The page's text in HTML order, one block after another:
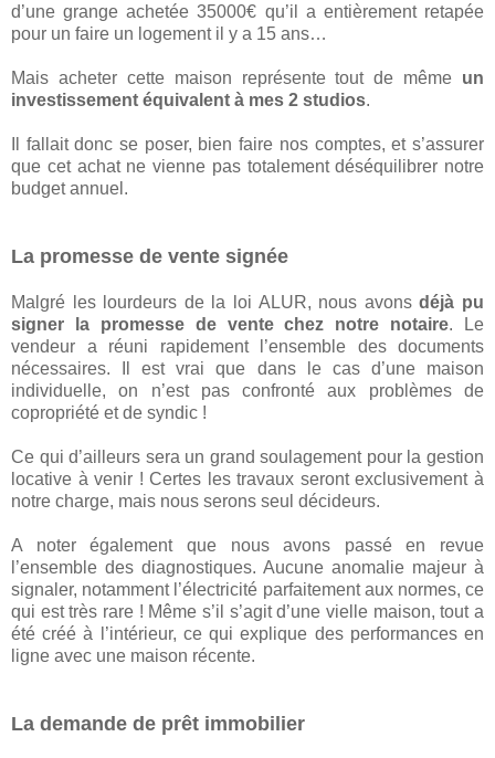
d’une grange achetée 35000€ qu’il a entièrement retapée
pour un faire un logement il y a 15 ans…
Mais acheter cette maison représente tout de même un
investissement équivalent à mes 2 studios.
Il fallait donc se poser, bien faire nos comptes, et s’assurer
que cet achat ne vienne pas totalement déséquilibrer notre
budget annuel.
La promesse de vente signée
Malgré les lourdeurs de la loi ALUR, nous avonsdéjà pu
signer la promesse de vente chez notre notaire. Le
vendeur a réuni rapidement l’ensemble des documents
nécessaires. Il est vrai que dans le cas d’une maison
individuelle, on n’est pas confronté aux problèmes de
copropriété et de syndic !
Ce qui d’ailleurs sera un grand soulagement pour la gestion
locative à venir ! Certes les travaux seront exclusivement à
notre charge, mais nous serons seul décideurs.
A noter également que nous avons passé en revue
l’ensemble des diagnostiques. Aucune anomalie majeur à
signaler, notamment l’électricité parfaitement aux normes, ce
qui est très rare ! Même s’il s’agit d’une vielle maison, tout a
été créé à l’intérieur, ce qui explique des performances en
ligne avec une maison récente.
La demande de prêt immobilier